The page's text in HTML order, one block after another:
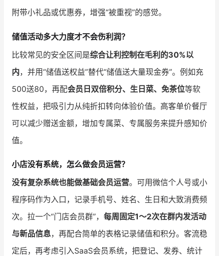
附带小礼品或优惠券，增强“被重视”的感觉。
储值活动多大力度才不会伤利润？
比较常见的安全区间是综合让利控制在毛利的30%以
内，并用“储值送权益”替代“储值送大量现金券”。例如充
500送80，再配会员日双倍积分、生日菜、免茶位等软
性权益，把吸引力从纯折扣转向体验价值。高客单价餐厅
可以减少赠送金额，增加专属菜、专属服务来提升感知价
值。
小店没有系统，怎么做会员运营？
没有复杂系统也能做基础会员运营。可用微信个人号或小
程序码作为入口，记录手机号、姓名、生日和大致消费频
次。拉一个“门店会员群”， 每周固定1～2次在群内发活动
与新品信息，再配合简单的表格记录储值和积分。客流稳
定后，再考虑引入SaaS会员系统，把登记、发券、统计